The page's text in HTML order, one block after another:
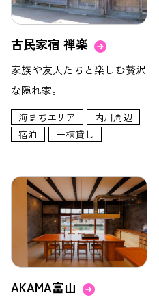
古民家宿 禅楽
家族や友人たちと楽しむ贅沢
な隠れ家。
海まちエリア
内川周辺
宿泊
一棟貸し
AKAMA富山